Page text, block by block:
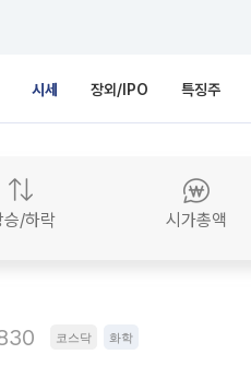
시세 장외/IPO 특징주
승/하락 시가총액
코스닥 화학